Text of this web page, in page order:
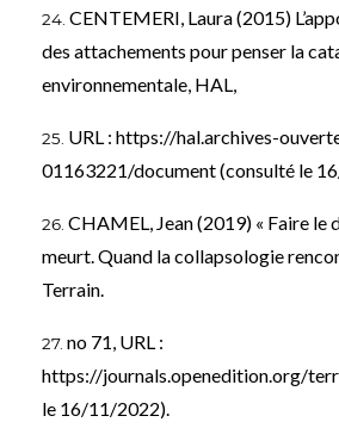
CENTEMERI, Laura (2015)
des attachements pour penser la
environnementale, HAL,
URL : https://hal.archives-
01163221/document(consulté le
CHAMEL, Jean (2019) « Faire le
meurt. Quand la collapsologie
Terrain.
no 71, URL :
https://journals.openedition.org/
le 16/11/2022).